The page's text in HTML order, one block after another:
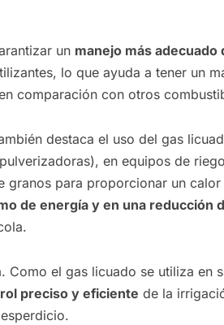
un manejo más
lo que ayuda a tener un
comparación con otros
destaca el uso del gas
en equipos de
para proporcionar un
de energía y en una reducción
Como el gas licuado se utiliza en
preciso y eficiente de la